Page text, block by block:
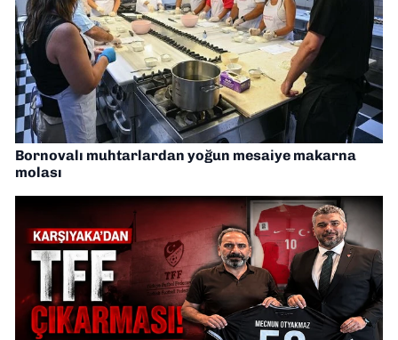
Bornovalı muhtarlardan yoğun mesaiye makarna
molası